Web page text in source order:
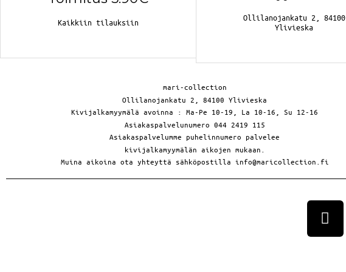
Kaikkiin tilauksiin
Ollilanojankatu 2, 84100
Ylivieska
mari-collection
Ollilanojankatu 2, 84100 Ylivieska
Kivijalkamyymälä avoinna : Ma-Pe 10-19, La 10-16, Su 12-16
Asiakaspalvelunumero 044 2419 115
Asiakaspalvelumme puhelinnumero palvelee
kivijalkamyymälän aikojen mukaan.
Muina aikoina ota yhteyttä sähköpostilla info@maricollection.fi